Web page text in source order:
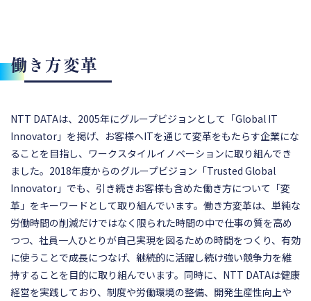
働き方変革
NTT DATAは、2005年にグループビジョンとして「Global IT
Innovator」を掲げ、お客様へITを通じて変革をもたらす企業にな
ることを目指し、ワークスタイルイノベーションに取り組んでき
ました。2018年度からのグループビジョン「Trusted Global
Innovator」でも、引き続きお客様も含めた働き方について「変
革」をキーワードとして取り組んでいます。働き方変革は、単純な
労働時間の削減だけではなく限られた時間の中で仕事の質を高め
つつ、社員一人ひとりが自己実現を図るための時間をつくり、有効
に使うことで成長につなげ、継続的に活躍し続け強い競争力を維
持することを目的に取り組んでいます。同時に、NTT DATAは健康
経営を実践しており、制度や労働環境の整備、開発生産性向上や